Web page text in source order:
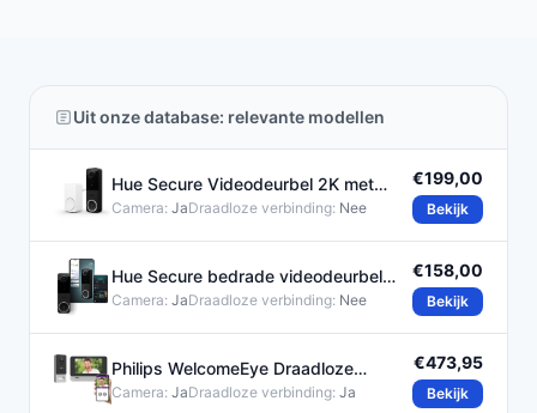
Uit onze database: relevante modellen
Hue Secure Videodeurbel 2K met
Tweerichtingsaudio
Camera: JaDraadloze verbinding: Nee
€199,00
Bekijk
Hue Secure bedrade videodeurbel
2K-video en
Camera: JaDraadloze verbinding: Nee
€158,00
Bekijk
Philips WelcomeEye Draadloze
Videodeurbel met Smartphone
Camera: JaDraadloze verbinding: Ja
€473,95
Bekijk